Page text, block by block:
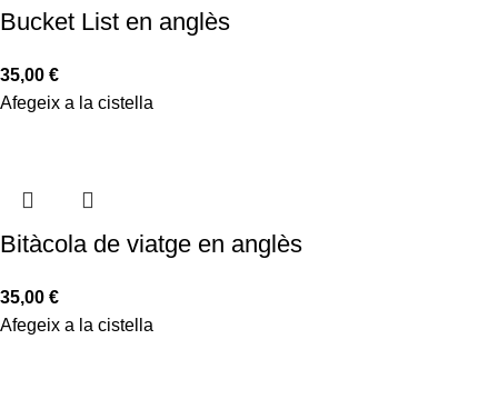
Bucket List en anglès
35,00 €
Afegeix a la cistella
Bitàcola de viatge en anglès
35,00 €
Afegeix a la cistella